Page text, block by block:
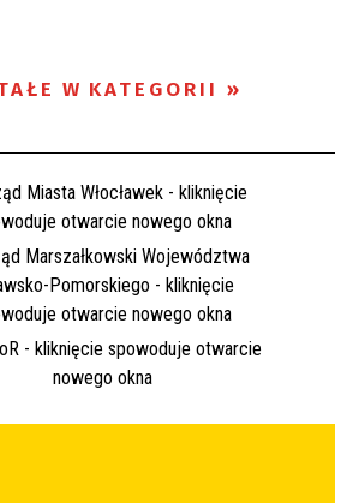
W KATEGORII